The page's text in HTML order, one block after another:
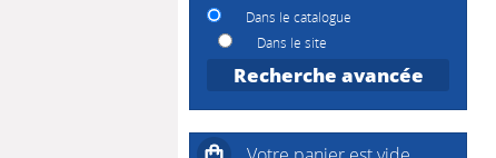
Dans le catalogue
Dans le site
Recherche avancée